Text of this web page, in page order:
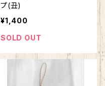
プ(丑)
¥1,400
SOLD OUT